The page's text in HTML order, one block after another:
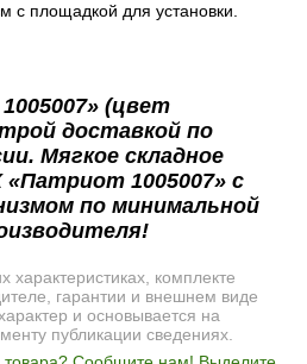
с площадкой для установки.
(цвет
доставкой по
Мягкое складное
«Патриот 1005007» с
по минимальной
комплекте
гарантии и внешнем виде
и основывается на
публикации сведениях.